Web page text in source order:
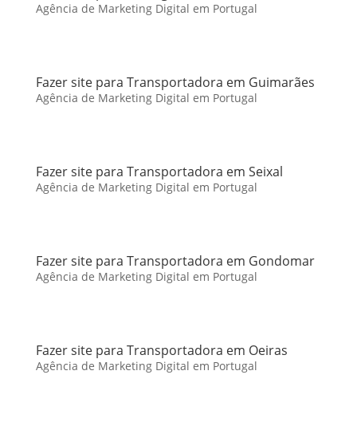
Agência de Marketing Digital em Portugal
Fazer site para Transportadora em Guimarães
Agência de Marketing Digital em Portugal
Fazer site para Transportadora em Seixal
Agência de Marketing Digital em Portugal
Fazer site para Transportadora em Gondomar
Agência de Marketing Digital em Portugal
Fazer site para Transportadora em Oeiras
Agência de Marketing Digital em Portugal